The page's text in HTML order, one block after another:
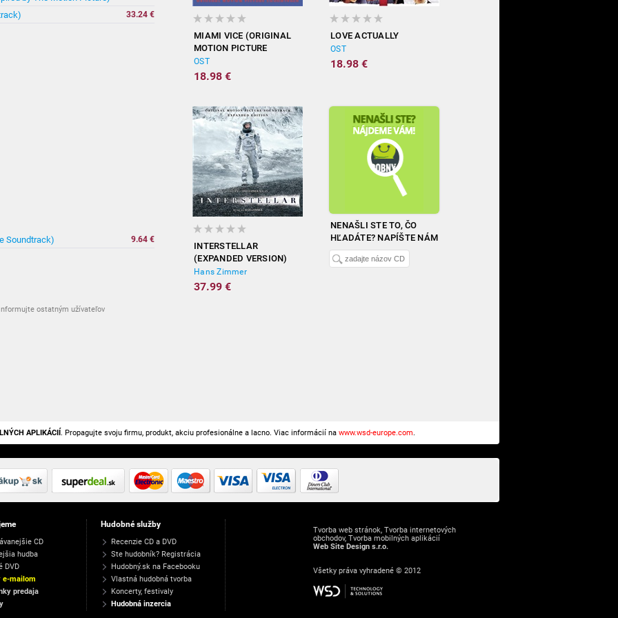
33.24 €
Soundtrack) 9.64 €
ostatným užívateľov
MIAMI VICE (ORIGINAL
MOTION PICTURE
SOUNDTRACK)
OST
18.98 €
LOVE ACTUALLY
OST
18.98 €
INTERSTELLAR
(EXPANDED VERSION)
Hans Zimmer
37.99 €
NENAŠLI STE TO, ČO
HĽADÁTE? NAPÍŠTE NÁM
APLIKÁCIÍ. Propagujte svoju firmu, produkt, akciu profesionálne a lacno. Viac informácií na www.wsd-europe.com.
CD
hudba
DVD
e-mailom
predaja
Hudobné služby
Recenzie CD a DVD
Ste hudobník? Registrácia
Hudobný.sk na Facebooku
Vlastná hudobná tvorba
Koncerty, festivaly
Hudobná inzercia
Tvorba web stránok, Tvorba internetových
obchodov, Tvorba mobilných aplikácií
Web Site Design s.r.o.
Všetky práva vyhradené © 2012